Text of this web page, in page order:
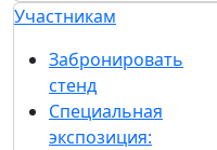
Участникам
Забронировать
стенд
Специальная
экспозиция: